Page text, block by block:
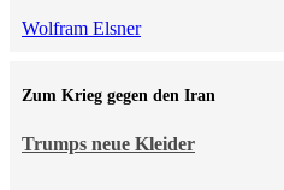
Wolfram Elsner
Trumps neue Kleider
Zum Krieg gegen den Iran